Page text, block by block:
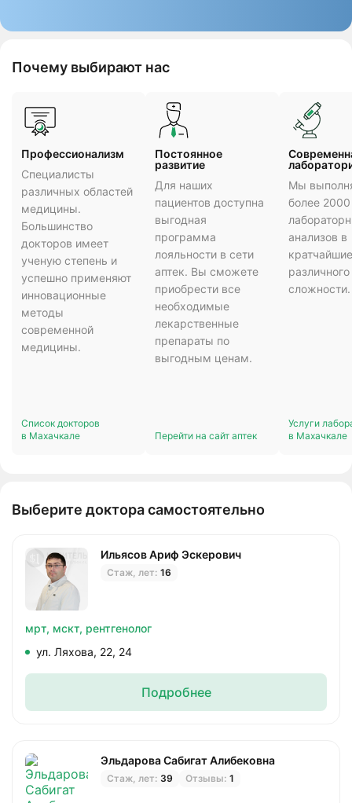
Почему выбирают нас
Профессионализм
Специалисты
различных областей
медицины.
Большинство
докторов имеет
ученую степень и
успешно применяют
инновационные
методы
современной
медицины.
Список докторов
в Махачкале
Постоянное
развитие
Для наших
пациентов доступна
выгодная
программа
лояльности в сети
аптек. Вы сможете
приобрести все
необходимые
лекарственные
препараты по
выгодным ценам.
Перейти на сайт аптек
Мы
более
анализов в
сложности.
Услуги
в Махачкале
Выберите доктора самостоятельно
Ильясов Ариф Эскерович
Стаж, лет: 16
мрт, мскт, рентгенолог
ул. Ляхова, 22, 24
Подробнее
Эльдарова Сабигат Алибековна
Стаж, лет: 39 Отзывы: 1